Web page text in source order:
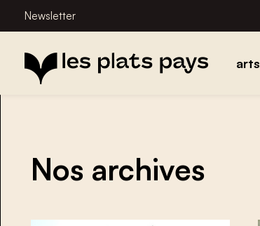
Newsletter
arts
Nos archives